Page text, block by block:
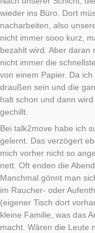
wieder ins Büro. Dort
nacharbeiten, also
nicht immer sooo kurz,
bezahlt wird. Aber daran
nicht immer die
von einem Papier. Da
draußen sein und die
halt schon und dann
gechillt.
Bei talk2move habe ich
gelernt. Das verzögert
mich vorher nicht so
nett. Oft enden die
Manchmal gönnt man
im Raucher- oder
(eigener Tisch dort
kleine Familie, was das
macht. Wären die Leute